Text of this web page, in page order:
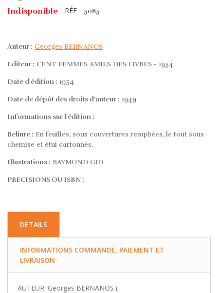
Indisponible RÉF 5085
Auteur : Georges BERNANOS
Editeur : CENT FEMMES AMIES DES LIVRES - 1954
Date d'édition : 1954
Date de dépôt des droits d'auteur : 1949
Informations sur l'édition :
Reliure : En feuilles, sous couvertures rempliées, le tout sous
chemise et étui cartonnés.
Illustrations : RAYMOND GID
PRECISIONS OU ISBN :
DETAILS
INFORMATIONS COMMANDE, PAIEMENT ET
LIVRAISON
AUTEUR: Georges BERNANOS (